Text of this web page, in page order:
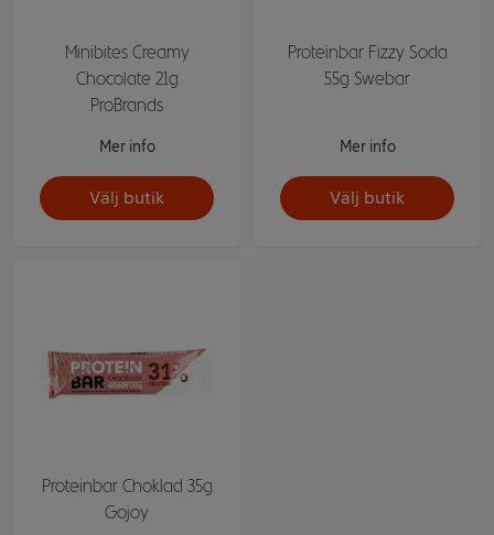
Minibites Creamy
Chocolate 21g
ProBrands
Mer info
Välj butik
Proteinbar Fizzy Soda
55g Swebar
Mer info
Välj butik
Proteinbar Choklad 35g
Gojoy